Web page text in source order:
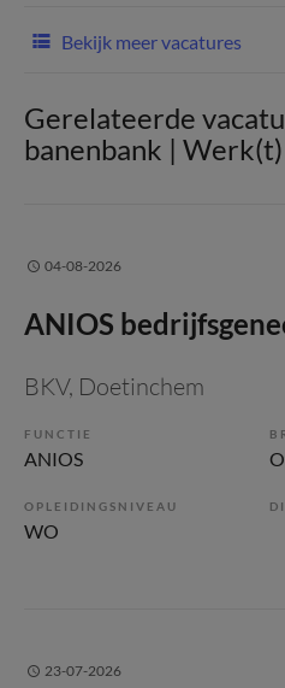
Bekijk meer vacatures
Gerelateerde
banenbank |
04-08-2026
ANIOS
BKV, Doetinchem
FUNCTIE
ANIOS
OPLEIDINGSNIVEAU
WO
23-07-2026